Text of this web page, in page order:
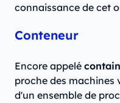
connaissance de cet
Conteneur
Encore appelé
proche des machines
d'un ensemble de